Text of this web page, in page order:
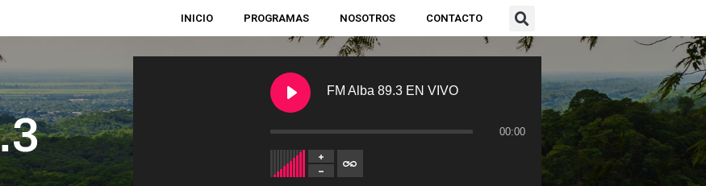
INICIO PROGRAMAS NOSOTROS CONTACTO
FM Alba 89.3 EN VIVO
00:00